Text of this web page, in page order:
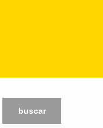
buscar